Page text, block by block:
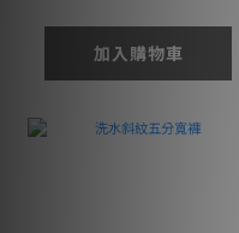
加入購物車